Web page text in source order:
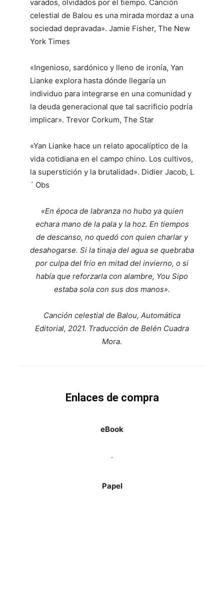
varados, olvidados por el tiempo. Canción
celestial de Balou es una mirada mordaz a una
sociedad depravada». Jamie Fisher, The New
York Times
«Ingenioso, sardónico y lleno de ironía, Yan
Lianke explora hasta dónde llegaría un
individuo para integrarse en una comunidad y
la deuda generacional que tal sacrificio podría
implicar». Trevor Corkum, The Star
«Yan Lianke hace un relato apocalíptico de la
vida cotidiana en el campo chino. Los cultivos,
la superstición y la brutalidad». Didier Jacob, L
´ Obs
«En época de labranza no hubo ya quien
echara mano de la pala y la hoz. En tiempos
de descanso, no quedó con quien charlar y
desahogarse. Si la tinaja del agua se quebraba
por culpa del frío en mitad del invierno, o si
había que reforzarla con alambre, You Sipo
estaba sola con sus dos manos».
Canción celestial de Balou, Automática
Editorial, 2021. Traducción de Belén Cuadra
Mora.
Enlaces de compra
eBook
.
Papel